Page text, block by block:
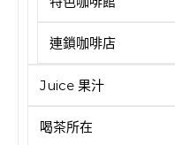
連鎖咖啡店
Juice 果汁
喝茶所在